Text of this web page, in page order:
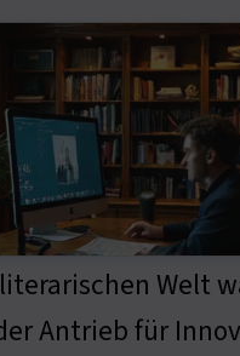
Welt
Antrieb für